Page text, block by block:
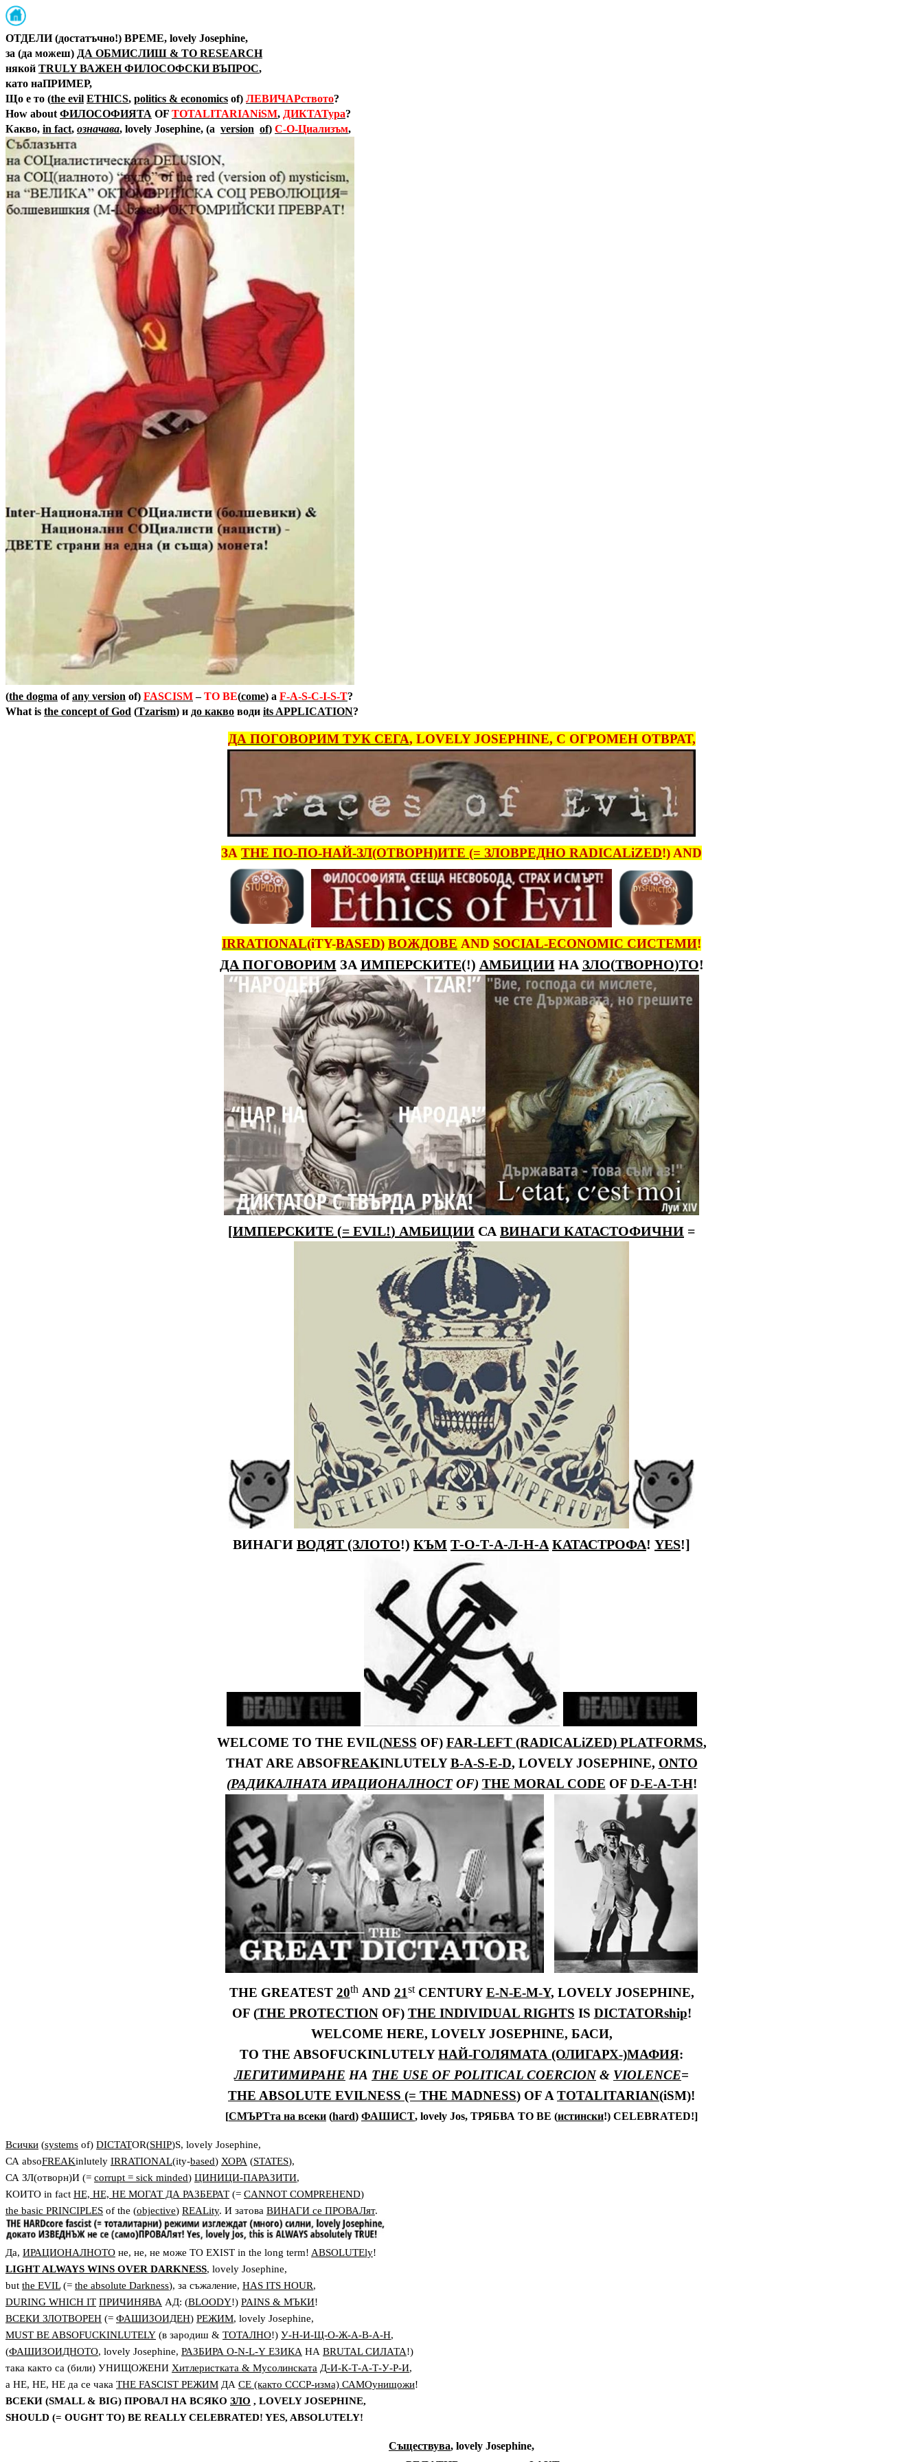
ОТДЕЛИ (достатъчно!) ВРЕМЕ, lovely Josephine,
за (да можеш) ДА ОБМИСЛИШ & TO RESEARCH
някой TRULY ВАЖЕН ФИЛОСОФСКИ ВЪПРОС,
като наПРИМЕР,
Що е то (the evil ETHICS, politics & economics of) ЛЕВИЧАРството?
How about ФИЛОСОФИЯТА OF TOTALITARIANiSM, ДИКТАТура?
Какво, in fact, означава, lovely Josephine, (a version of) С-О-Циализъм,
(the dogma ofany version of) FASCISM –TO BE(come) a F-A-S-C-I-S-T?
What is the concept of God (Tzarism) и до какво води its APPLICATION?
ДА ПОГОВОРИМ ТУК СЕГА, LOVELY JOSEPHINE, С ОГРОМЕН ОТВРАТ,
ЗА THE ПО-ПО-НАЙ-ЗЛ(ОТВОРН)ИTE (= ЗЛОВРЕДНО RADICALiZED!) AND
IRRATIONAL(iTY-BASED) ВОЖДОВЕ AND SOCIAL-ECONOMIC СИСТЕМИ!
ДА ПОГОВОРИМЗА ИМПЕРСКИТЕ(!) АМБИЦИИ НА ЗЛО(ТВОРНО)ТО!
[ИМПЕРСКИТЕ (= EVIL!) АМБИЦИИ СА ВИНАГИ КАТАСТОФИЧНИ =
ВИНАГИ ВОДЯТ (ЗЛОТО!) КЪМ Т-О-Т-А-Л-Н-А КАТАСТРОФА! YES!]
WELCOME TO THE EVIL(NESS OF) FAR-LEFT (RADICALiZED) PLATFORMS,
THAT ARE ABSOFREAKINLUTELYB-A-S-E-D, LOVELY JOSEPHINE, ONТО
(РАДИКАЛНАТА ИРАЦИОНАЛНОСТOF) THE MORAL CODE OF D-E-A-T-H!
THE GREATEST 20th AND 21st CENTURYE-N-E-M-Y, LOVELY JOSEPHINE,
OF (THE PROTECTIONOF) THE INDIVIDUAL RIGHTS IS DICTATORship!
WELCOME HERE, LOVELY JOSEPHINE, БАСИ,
TO THE ABSOFUCKINLUTELYНАЙ-ГОЛЯМАТА (ОЛИГАРХ-)МАФИЯ:
ЛЕГИТИМИРАНЕ НА THE USE OF POLITICAL COERCION& VIOLENCE=
THE ABSOLUTE EVILNESS (= THE MADNESS) OF A TOTALITARIAN(iSM)!
[СМЪРТта на всеки (hard) ФАШИСТ, lovely Jos, ТРЯБВА TO BE (истински!) CELEBRATED!]
Всички (systems of) DICTATOR(SHIP)S, lovely Josephine,
СА absoFREAKinlutely IRRATIONAL(ity-based) ХОРА (STATES),
СА ЗЛ(отворн)И (= corrupt = sick minded) ЦИНИЦИ-ПАРАЗИТИ,
КОИТО in fact НЕ, НЕ, НЕ МОГАТ ДА РАЗБЕРАТ (= CANNOT COMPREHEND)
the basic PRINCIPLES of the (objective) REALity. И затова ВИНАГИ се ПРОВАЛят.
Да, ИРАЦИОНАЛНОТО не, не, не може TO EXIST in the long term! ABSOLUTEly!
LIGHT ALWAYS WINS OVER DARKNESS, lovely Josephine,
but the EVIL(= the absolute Darkness), за съжаление, HAS ITS HOUR,
DURING WHICH IT ПРИЧИНЯВА АД: (BLOODY!) PAINS & МЪКИ!
ВСЕКИ ЗЛОТВОРЕН (= ФАШИЗОИДЕН) РЕЖИМ, lovely Josephine,
MUST BE ABSOFUCKINLUTELY (в зародиш & ТОТАЛНО!) У-Н-И-Щ-О-Ж-А-В-А-Н,
(ФАШИЗОИДНОТО, lovely Josephine, РАЗБИРА O-N-L-Y ЕЗИКА НА BRUTALСИЛАТА!)
така както са (били) УНИЩОЖЕНИ Хитлеристката & Мусолинската Д-И-К-Т-А-Т-У-Р-И,
а НЕ, НЕ, НЕ да се чака THE FASCIST РЕЖИМ ДА СЕ (както СССР-изма) САМОунищожи!
ВСЕКИ (SMALL & BIG) ПРОВАЛ НА ВСЯКО ЗЛО , LOVELY JOSEPHINE,
SHOULD (= OUGHT TO) BE REALLY CELEBRATED! YES, ABSOLUTELY!
Съществува, lovely Josephine,